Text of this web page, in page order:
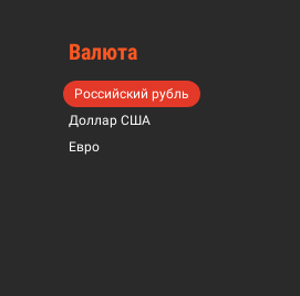
Валюта
Российский рубль
Доллар США
Евро